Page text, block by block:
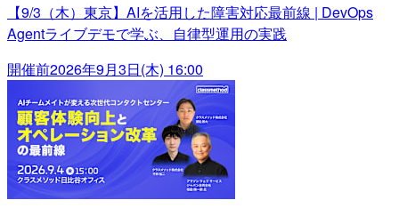
【9/3（木）東京】AIを活用した障害対応最前線 | DevOps
Agentライブデモで学ぶ、自律型運用の実践
開催前2026年9月3日(木) 16:00